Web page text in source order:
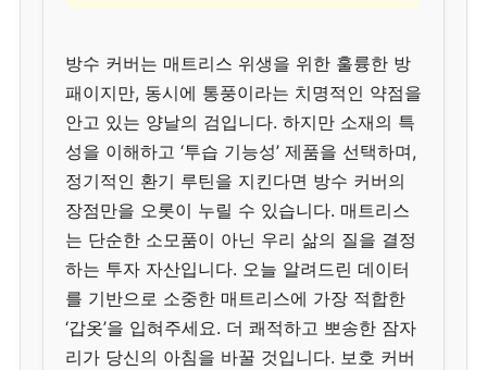
방수 커버는 매트리스 위생을 위한 훌륭한 방
패이지만, 동시에 통풍이라는 치명적인 약점을
안고 있는 양날의 검입니다. 하지만 소재의 특
성을 이해하고 ‘투습 기능성’ 제품을 선택하며,
정기적인 환기 루틴을 지킨다면 방수 커버의
장점만을 오롯이 누릴 수 있습니다. 매트리스
는 단순한 소모품이 아닌 우리 삶의 질을 결정
하는 투자 자산입니다. 오늘 알려드린 데이터
를 기반으로 소중한 매트리스에 가장 적합한
‘갑옷’을 입혀주세요. 더 쾌적하고 뽀송한 잠자
리가 당신의 아침을 바꿀 것입니다. 보호 커버